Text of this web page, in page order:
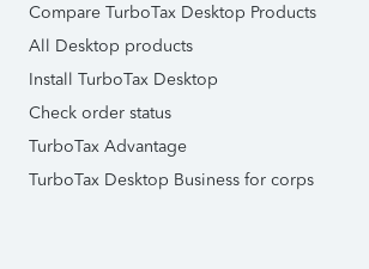
Compare TurboTax Desktop Products
All Desktop products
Install TurboTax Desktop
Check order status
TurboTax Advantage
TurboTax Desktop Business for corps